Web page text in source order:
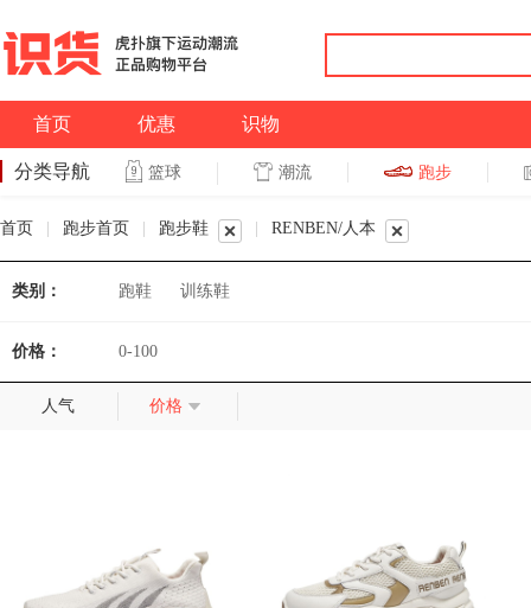
首页 优惠 识物
分类导航 篮球 潮流 跑步
首页 跑步首页 跑步鞋 RENBEN/人本
类别： 跑鞋 训练鞋
价格： 0-100
人气 价格